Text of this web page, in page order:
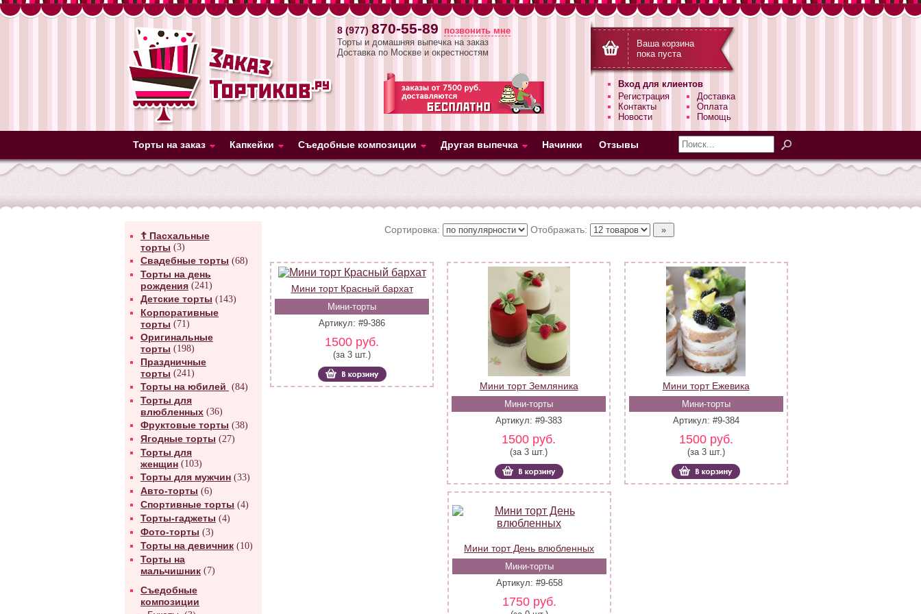
8 (977) 870-55-89
позвонить мне
Торты и домашняя выпечка на заказ
Доставка по Москве и окрестностям
Ваша корзина
пока пуста
Вход для клиентов
Регистрация
Контакты
Новости
Доставка
Оплата
Помощь
Торты на заказ Капкейки Съедобные композиции Другая выпечка Начинки Отзывы
☦ Пасхальные
торты (3)
Свадебные торты (68)
Торты на день
рождения (241)
Детские торты (143)
Корпоративные
торты (71)
Оригинальные
торты (198)
Праздничные
торты (241)
Торты на юбилей (84)
Торты для
влюбленных (36)
Фруктовые торты (38)
Ягодные торты (27)
Торты для
женщин (103)
Торты для мужчин (33)
Авто-торты (6)
Спортивные торты (4)
Торты-гаджеты (4)
Фото-торты (3)
Торты на девичник (10)
Торты на
мальчишник (7)
Съедобные
композиции
Сортировка: Отображать:
Мини торт Красный бархат
Мини-торты
Артикул: #9-386
1500 руб.
(за 3 шт.)
Мини торт Земляника
Мини-торты
Артикул: #9-383
1500 руб.
(за 3 шт.)
Мини торт Ежевика
Мини-торты
Артикул: #9-384
1500 руб.
(за 3 шт.)
Мини торт День влюбленных
Мини-торты
Артикул: #9-658
1750 руб.